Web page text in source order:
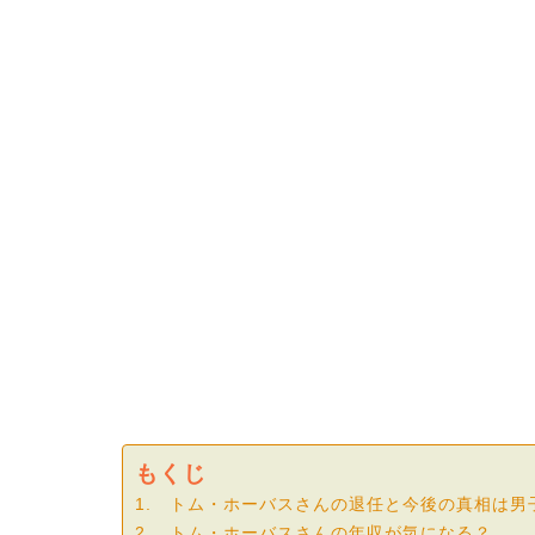
もくじ
1. トム・ホーバスさんの退任と今後の真相は男